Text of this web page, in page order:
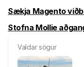
Sækja Magento
Stofna Mollie
Valdar sögur